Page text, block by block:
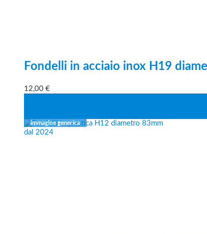
Fondelli in acciaio inox H19
12,00 €